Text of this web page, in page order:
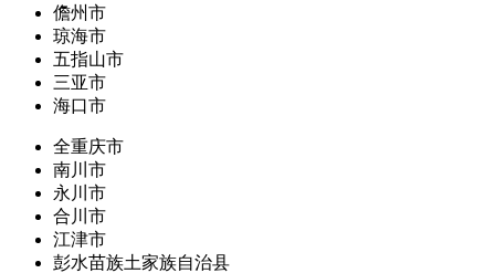
儋州市
琼海市
五指山市
三亚市
海口市
全重庆市
南川市
永川市
合川市
江津市
彭水苗族土家族自治县